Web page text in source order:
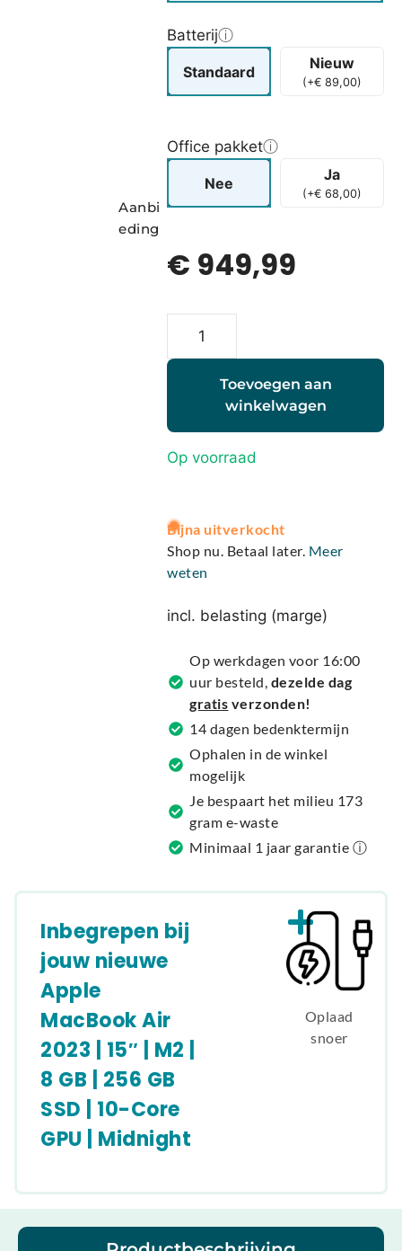
Aanbi
eding
Batterijⓘ
Standaard Nieuw
(+€ 89,00)
Office pakketⓘ
Nee Ja
(+€ 68,00)
€ 949,99
Toevoegen aan
winkelwagen
Op voorraad
A
l
t
e
r
t
v
e
:
Bijna uitverkocht
Shop nu. Betaal later. Meer
weten
incl. belasting (marge)
Op werkdagen voor 16:00
uur besteld, dezelde dag
gratis verzonden!
14 dagen bedenktermijn
Ophalen in de winkel
mogelijk
Je bespaart het milieu 173
gram e-waste
Minimaal 1 jaar garantie ⓘ
Inbegrepen bij
jouw nieuwe
Apple
MacBook Air
2023 | 15″ | M2 |
8 GB | 256 GB
SSD | 10-Core
GPU | Midnight
Oplaad
snoer